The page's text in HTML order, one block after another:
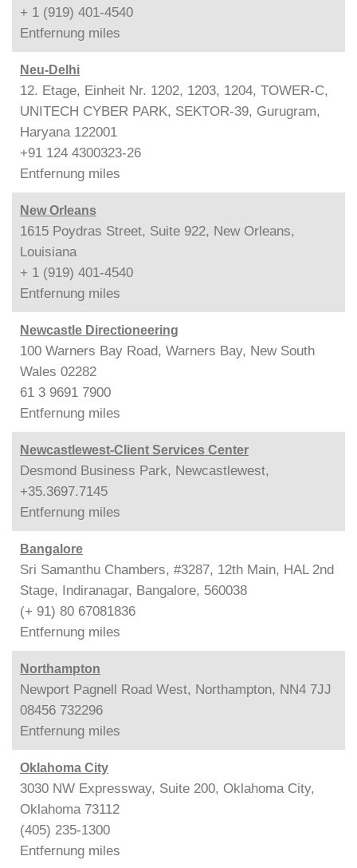
+ 1 (919) 401-4540
Entfernung miles
Neu-Delhi
12. Etage, Einheit Nr. 1202, 1203, 1204, TOWER-C,
UNITECH CYBER PARK, SEKTOR-39, Gurugram,
Haryana 122001
+91 124 4300323-26
Entfernung miles
New Orleans
1615 Poydras Street, Suite 922, New Orleans,
Louisiana
+ 1 (919) 401-4540
Entfernung miles
Newcastle Directioneering
100 Warners Bay Road, Warners Bay, New South
Wales 02282
61 3 9691 7900
Entfernung miles
Newcastlewest-Client Services Center
Desmond Business Park, Newcastlewest,
+35.3697.7145
Entfernung miles
Bangalore
Sri Samanthu Chambers, #3287, 12th Main, HAL 2nd
Stage, Indiranagar, Bangalore, 560038
(+ 91) 80 67081836
Entfernung miles
Northampton
Newport Pagnell Road West, Northampton, NN4 7JJ
08456 732296
Entfernung miles
Oklahoma City
3030 NW Expressway, Suite 200, Oklahoma City,
Oklahoma 73112
(405) 235-1300
Entfernung miles